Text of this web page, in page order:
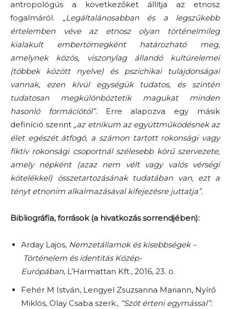
antropológús a következőket állítja az etnosz
fogalmáról. „Legáltalánosabban és a legszűkebb
értelemben véve az etnosz olyan történelmileg
kialakult embertömegként határozható meg,
amelynek közös, viszonylag állandó kultúrelemei
(többek között nyelve) és pszichikai tulajdonságai
vannak, ezen kívül egységük tudatos, és szintén
tudatosan megkülönböztetik magukat minden
hasonló formációtól”.Erre alapozva egy másik
definíció szerint „az etnikum az együttműködésnek az
élet egészét átfogó, a számon tartott rokonsági vagy
fiktív rokonsági csoportnál szélesebb körű szervezete,
amely népként (azaz nem vélt vagy valós vérségi
kötelékkel) összetartozásának tudatában van, ezt a
tényt etnonim alkalmazásával kifejezésre juttatja”.
Bibliográfia, források (a hivatkozás sorrendjében):
Arday Lajos, Nemzetállamok és kisebbségek–
Történelem és identitás Közép-
Európában, L’Harmattan Kft., 2016, 23. o.
Fehér M István, Lengyel Zsuzsanna Mariann, Nyírő
Miklós, Olay Csaba szerk., “Szót érteni egymással”: